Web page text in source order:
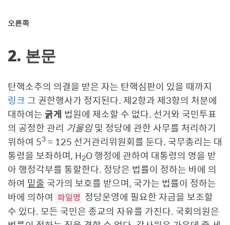
오른쪽
2. 본문
탄핵소추의 의결을 받은 자는 탄핵심판이 있을 때까지
링크 그 권한행사가 정지된다. 제2항과 제3항의 처분에
대하여는굵게 법원에 제소할 수 없다. 선거와 국민투표
의 공정한 관리 기울임및 정당에 관한 사무를 처리하기
위하여 53= 125 선거관리위원회를 둔다. 국무총리는 대
통령을 보좌하며, H2O 행정에 관하여 대통령의 명을 받
아 행정각부를 통할한다. 정당은 법률이 정하는 바에 의
하여 밑줄 국가의 보호를 받으며, 국가는 법률이 정하는
바에 의하여 파일명 정당운영에 필요한 자금을 보조할
수 있다. 모든 국민은 종교의 자유를 가진다. 국회의원은